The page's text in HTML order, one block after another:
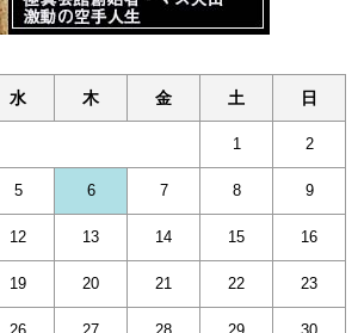
水 木 金 土 日
1 2
5 6 7 8 9
12 13 14 15 16
19 20 21 22 23